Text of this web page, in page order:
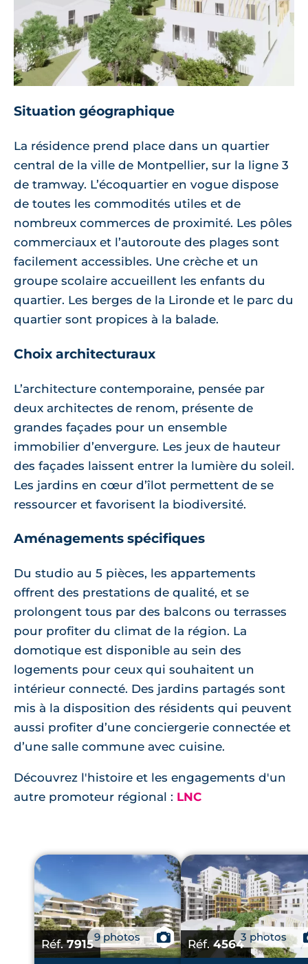
Situation géographique
La résidence prend place dans un quartier
central de la ville de Montpellier, sur la ligne 3
de tramway. L’écoquartier en vogue dispose
de toutes les commodités utiles et de
nombreux commerces de proximité. Les pôles
commerciaux et l’autoroute des plages sont
facilement accessibles. Une crèche et un
groupe scolaire accueillent les enfants du
quartier. Les berges de la Lironde et le parc du
quartier sont propices à la balade.
Choix architecturaux
L’architecture contemporaine, pensée par
deux architectes de renom, présente de
grandes façades pour un ensemble
immobilier d’envergure. Les jeux de hauteur
des façades laissent entrer la lumière du soleil.
Les jardins en cœur d’îlot permettent de se
ressourcer et favorisent la biodiversité.
Aménagements spécifiques
Du studio au 5 pièces, les appartements
offrent des prestations de qualité, et se
prolongent tous par des balcons ou terrasses
pour profiter du climat de la région. La
domotique est disponible au sein des
logements pour ceux qui souhaitent un
intérieur connecté. Des jardins partagés sont
mis à la disposition des résidents qui peuvent
aussi profiter d’une conciergerie connectée et
d’une salle commune avec cuisine.
Découvrez l'histoire et les engagements d'un
autre promoteur régional : LNC
Réf.7915
9 photos 📷 Réf.4564
3 photos